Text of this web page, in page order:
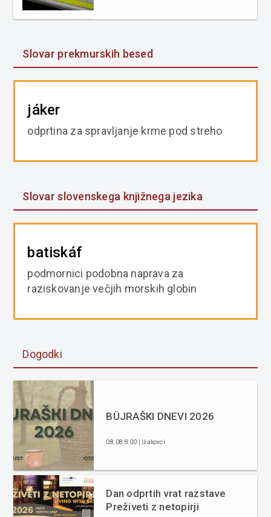
Slovar prekmurskih besed
jáker
odprtina za spravljanje krme pod streho
Slovar slovenskega knjižnega jezika
batiskáf
podmornici podobna naprava za
raziskovanje večjih morskih globin
Dogodki
BÜJRAŠKI DNEVI 2026
08.08 8:00 | Ižakovci
Dan odprtih vrat razstave
Preživeti z netopirji